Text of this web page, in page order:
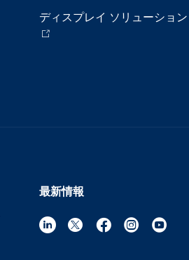
ディスプレイ ソリューション
最新情報